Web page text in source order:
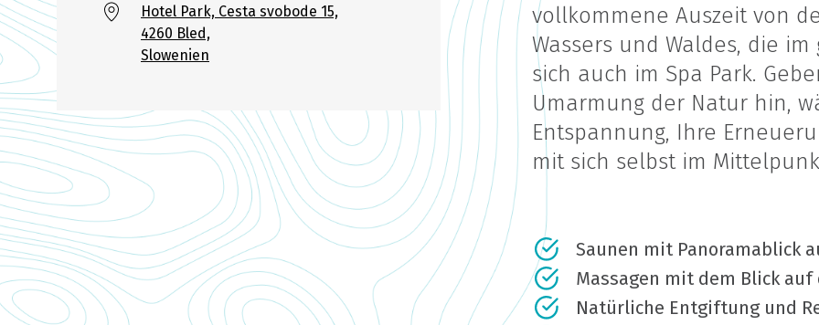
vollkommene Auszeit von
Wassers und Waldes, die
sich auch im Spa Park.
Umarmung der Natur hin,
Entspannung, Ihre
mit sich selbst im
Saunen mit Panoramablick
Massagen mit dem Blick auf
Natürliche Entgiftung und
Hotel Park, Cesta svobode 15,
4260 Bled,
Slowenien